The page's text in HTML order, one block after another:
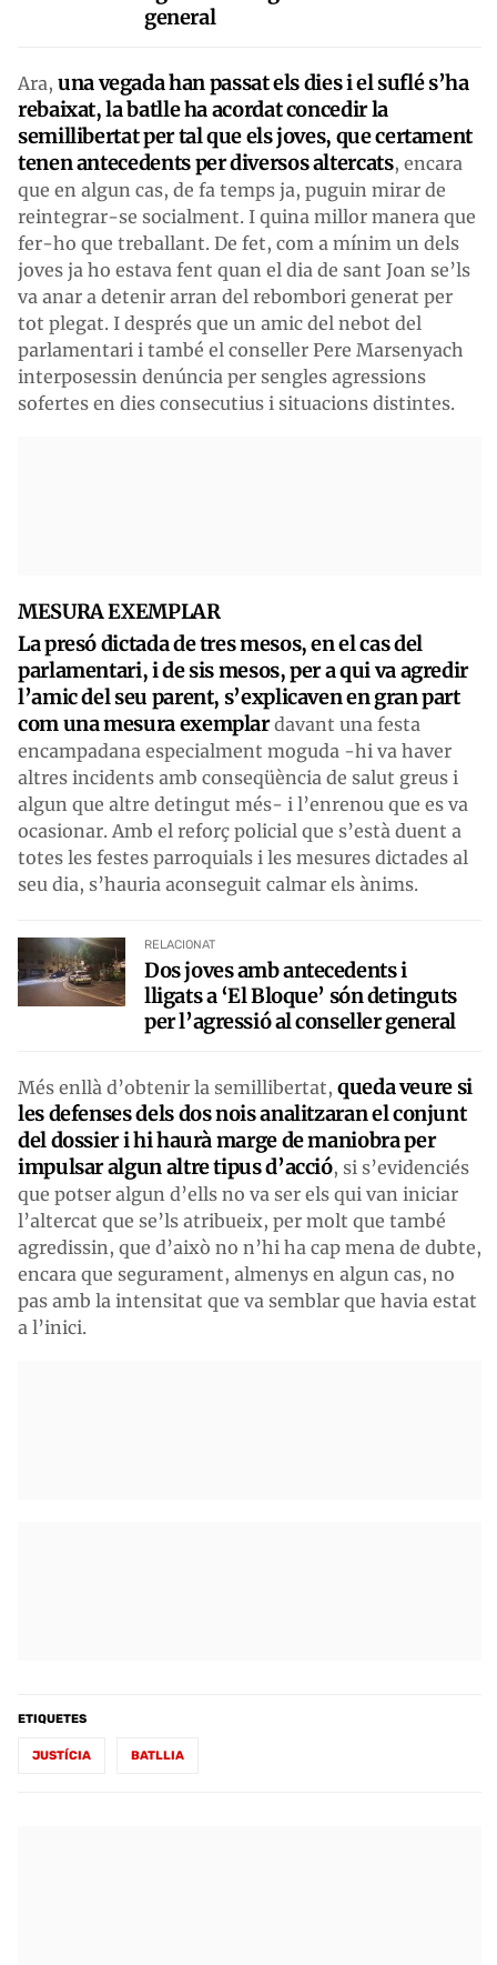
general
Ara, una vegada han passat els dies i el suflé s’ha
rebaixat, la batlle ha acordat concedir la
semillibertat per tal que els joves, que certament
tenen antecedents per diversos altercats, encara
que en algun cas, de fa temps ja, puguin mirar de
reintegrar-se socialment. I quina millor manera que
fer-ho que treballant. De fet, com a mínim un dels
joves ja ho estava fent quan el dia de sant Joan se’ls
va anar a detenir arran del rebombori generat per
tot plegat. I després que un amic del nebot del
parlamentari i també el conseller Pere Marsenyach
interposessin denúncia per sengles agressions
sofertes en dies consecutius i situacions distintes.
MESURA EXEMPLAR
La presó dictada de tres mesos, en el cas del
parlamentari, i de sis mesos, per a qui va agredir
l’amic del seu parent, s’explicaven en gran part
com una mesura exemplardavant una festa
encampadana especialment moguda -hi va haver
altres incidents amb conseqüència de salut greus i
algun que altre detingut més- i l’enrenou que es va
ocasionar. Amb el reforç policial que s’està duent a
totes les festes parroquials i les mesures dictades al
seu dia, s’hauria aconseguit calmar els ànims.
RELACIONAT
Dos joves amb antecedents i
lligats a ‘El Bloque’ són detinguts
per l’agressió al conseller general
Més enllà d’obtenir la semillibertat, queda veure si
les defenses dels dos nois analitzaran el conjunt
del dossier i hi haurà marge de maniobra per
impulsar algun altre tipus d’acció, si s’evidenciés
que potser algun d’ells no va ser els qui van iniciar
l’altercat que se’ls atribueix, per molt que també
agredissin, que d’això no n’hi ha cap mena de dubte,
encara que segurament, almenys en algun cas, no
pas amb la intensitat que va semblar que havia estat
a l’inici.
ETIQUETES
JUSTÍCIA BATLLIA